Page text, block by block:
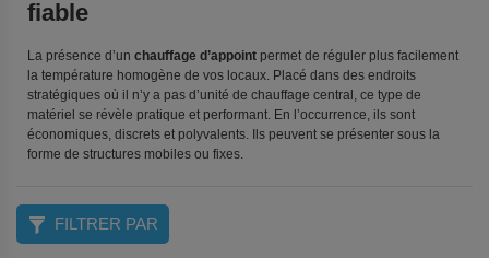
fiable
La présence d’un chauffage d’appoint permet de réguler plus facilement
la température homogène de vos locaux. Placé dans des endroits
stratégiques où il n’y a pas d’unité de chauffage central, ce type de
matériel se révèle pratique et performant. En l’occurrence, ils sont
économiques, discrets et polyvalents. Ils peuvent se présenter sous la
forme de structures mobiles ou fixes.
FILTRER PAR